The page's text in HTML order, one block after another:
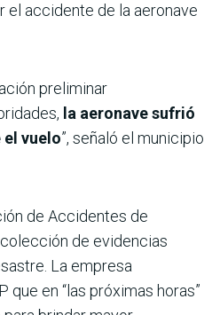
el accidente de la aeronave
preliminar
la aeronave sufrió
vuelo”, señaló el municipio
de Accidentes de
de evidencias
La empresa
que en “las próximas horas”